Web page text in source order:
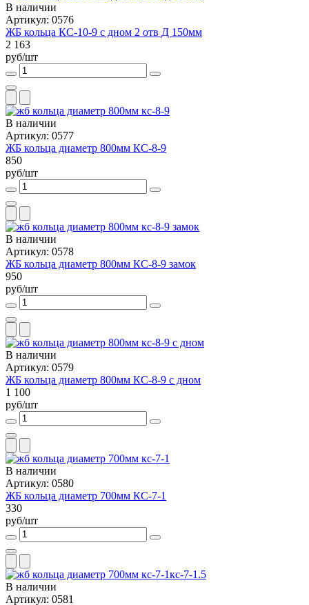
В наличии
Артикул: 0576
ЖБ кольца КС-10-9 с дном 2 отв Д 150мм
2 163
руб/шт
В наличии
Артикул: 0577
ЖБ кольца диаметр 800мм КС-8-9
850
руб/шт
В наличии
Артикул: 0578
ЖБ кольца диаметр 800мм КС-8-9 замок
950
руб/шт
В наличии
Артикул: 0579
ЖБ кольца диаметр 800мм КС-8-9 с дном
1 100
руб/шт
В наличии
Артикул: 0580
ЖБ кольца диаметр 700мм КС-7-1
330
руб/шт
В наличии
Артикул: 0581